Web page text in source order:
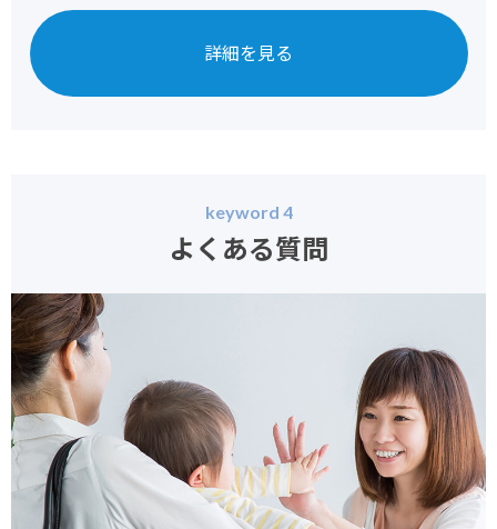
詳細を見る
keyword 4
よくある質問